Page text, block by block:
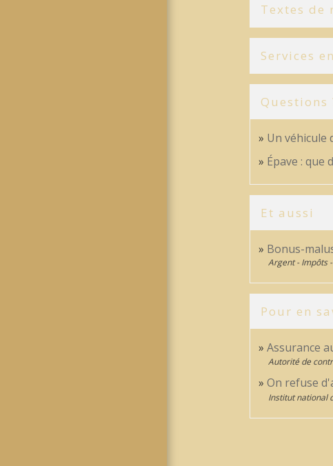
Textes de
Services
Questions
Un véhicule
Épave : que
Et aussi
Bonus-
Argent - Impôts
Pour en
Assurance
Autorité de
On refuse
Institut national